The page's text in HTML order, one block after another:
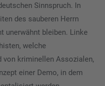
Sinnspruch. In
des sauberen Herrn
unerwähnt bleiben. Linke
welche
kriminellen Assozialen,
einer Demo, in dem